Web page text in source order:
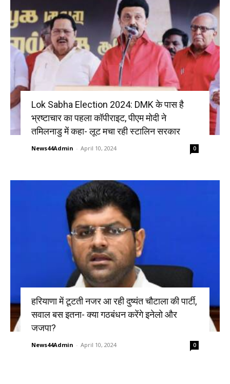
Lok Sabha Election 2024: DMK के पास है
भ्रष्टाचार का पहला कॉपीराइट, पीएम मोदी ने
तमिलनाडु में कहा- लूट मचा रही स्टालिन सरकार
News44Admin - April 10, 2024 0
हरियाणा में टूटती नजर आ रही दुष्यंत चौटाला की पार्टी,
सवाल बस इतना- क्या गठबंधन करेंगे इनेलो और
जजपा?
News44Admin - April 10, 2024 0